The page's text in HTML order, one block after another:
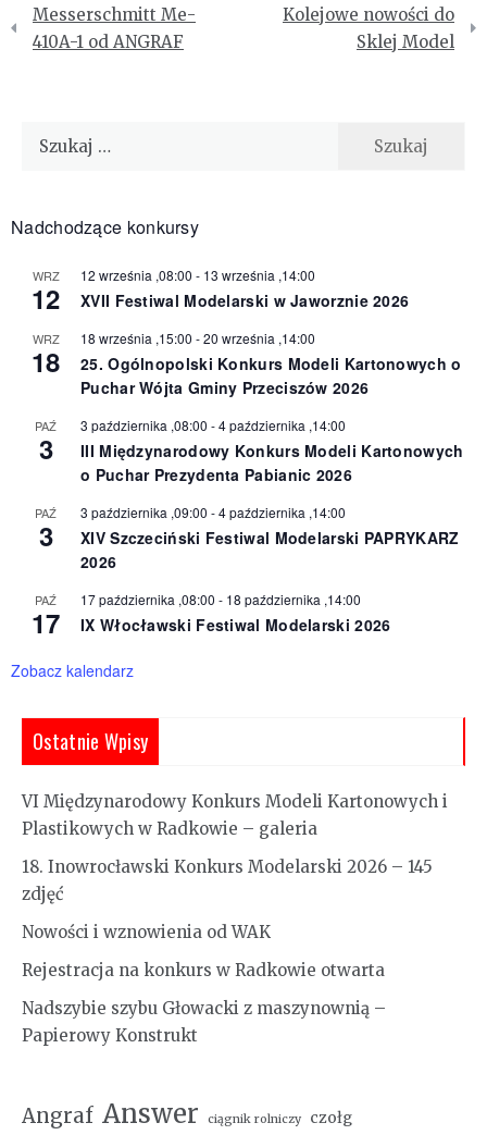
wpisu
Messerschmitt Me-
410A-1 od ANGRAF
Kolejowe nowości do
Sklej Model
Szukaj:
Nadchodzące konkursy
WRZ
12
12 września ,08:00 - 13 września ,14:00
XVII Festiwal Modelarski w Jaworznie 2026
WRZ
18
18 września ,15:00 -20 września ,14:00
25. Ogólnopolski Konkurs Modeli Kartonowych o
Puchar Wójta Gminy Przeciszów 2026
PAŹ
3
3 października ,08:00 -4 października ,14:00
III Międzynarodowy Konkurs Modeli Kartonowych
o Puchar Prezydenta Pabianic 2026
PAŹ
3
3 października ,09:00 -4 października ,14:00
XIV Szczeciński Festiwal Modelarski PAPRYKARZ
2026
PAŹ
17
17 października ,08:00 - 18 października ,14:00
IX Włocławski Festiwal Modelarski 2026
Zobacz kalendarz
Ostatnie Wpisy
VI Międzynarodowy Konkurs Modeli Kartonowych i
Plastikowych w Radkowie – galeria
18. Inowrocławski Konkurs Modelarski 2026 – 145
zdjęć
Nowości i wznowienia od WAK
Rejestracja na konkurs w Radkowie otwarta
Nadszybie szybu Głowacki z maszynownią –
Papierowy Konstrukt
Angraf Answer ciągnik rolniczy czołg